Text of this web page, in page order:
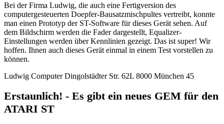
Bei der Firma Ludwig, die auch eine Fertigversion des
computergesteuerten Doepfer-Bausatzmischpultes vertreibt, konnte
man einen Prototyp der ST-Software für dieses Gerät sehen. Auf
dem Bildschirm werden die Fader dargestellt, Equalizer-
Einstellungen werden über Kennlinien gezeigt. Das ist super! Wir
hoffen. Ihnen auch dieses Gerät einmal in einem Test vorstellen zu
können.
Ludwig Computer Dingolstädter Str. 62L 8000 München 45
Erstaunlich! - Es gibt ein neues GEM für den
ATARI ST